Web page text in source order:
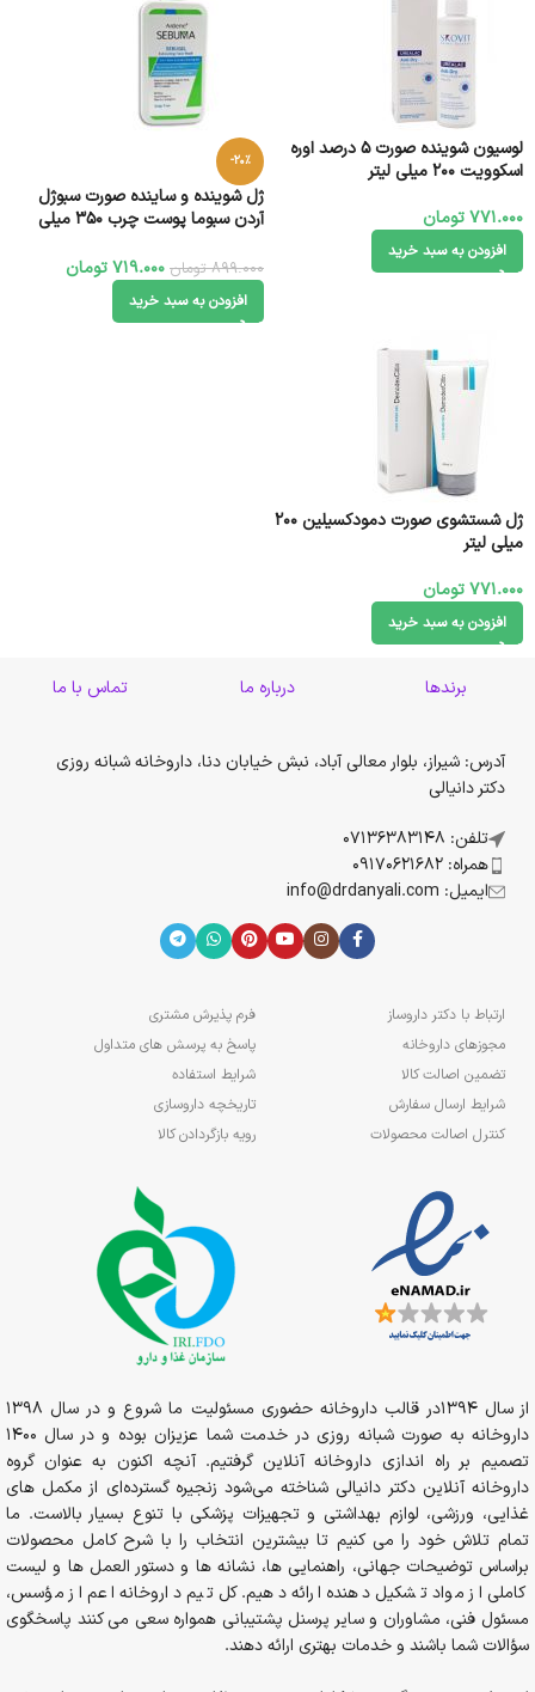
لوسیون شوینده صورت 5 درصد اوره
اسکوویت 200 میلی لیتر
771.000تومان
افزودن به سبد خرید
-20%
ژل شوینده و ساینده صورت سبوژل
آردن سبوما پوست چرب 350 میلی‌
899.000 تومان 719.000تومان
افزودن به سبد خرید
ژل شستشوی صورت دمودکسیلین 200
میلی لیتر
771.000تومان
افزودن به سبد خرید
برندها درباره ما تماس با ما
آدرس: شیراز، بلوار معالی آباد، نبش خیابان دنا، داروخانه شبانه روزی
دکتر دانیالی
تلفن: 07136383148
همراه: 09170621682
ایمیل: info@drdanyali.com
ارتباط با دکتر داروساز
مجوزهای داروخانه
تضمین اصالت کالا
شرایط ارسال سفارش
کنترل اصالت محصولات
فرم پذیرش مشتری
پاسخ به پرسش های متداول
شرایط استفاده
تاریخچه داروسازی
رویه بازگردادن کالا
از سال 1394در قالب داروخانه حضوری مسئولیت ما شروع و در سال 1398
داروخانه به صورت شبانه روزی در خدمت شما عزیزان بوده و در سال 1400
تصمیم بر راه اندازی داروخانه آنلاین گرفتیم. آنچه اکنون به عنوان گروه
داروخانه آنلاین دکتر دانیالی شناخته می‌شود زنجیره گسترده‌ای از مکمل های
غذایی، ورزشی، لوازم بهداشتی و تجهیزات پزشکی با تنوع بسیار بالاست. ما
تمام تلاش خود را می کنیم تا بیشترین انتخاب را با شرح کامل محصولات
براساس توضیحات جهانی، راهنمایی ها، نشانه ها و دستور العمل ها و لیست
کاملی از مواد تشکیل دهنده ارائه دهیم. کل تیم داروخانه اعم از مؤسس،
مسئول فنی، مشاوران و سایر پرسنل پشتیبانی همواره سعی می کنند پاسخگوی
سؤالات شما باشند و خدمات بهتری ارائه دهند.